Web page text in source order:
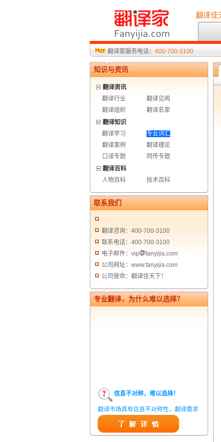
翻译佳
翻译家服务电话： 400-700-3100
知识与资讯
翻译资讯
翻译行业
翻译见闻
翻译组织
翻译名家
翻译知识
翻译学习
专业词汇
翻译案例
翻译理论
口译专题
同传专题
翻译百科
人物百科
技术百科
联系我们
翻译咨询：400-700-3100
联系电话：400-700-3100
电子邮件：vip
fanyijia.com
公司网址：www.fanyijia.com
公司使命：翻译佳天下！
专业翻译，为什么难以选择？
信息不对称，难以选择！
翻译市场具有信息不对称性，翻译需求
方在获得翻译结果前，甚至在获得翻译
结果后，都无法准确判定翻译质量。从
而给劣质翻译者提供了一定生存条件，